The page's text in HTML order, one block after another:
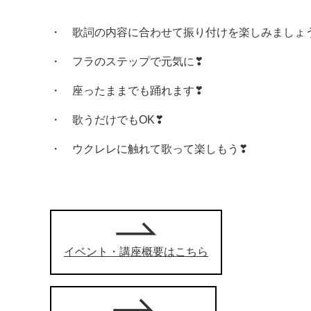
・ 歌詞の内容に合わせて振り付けを楽しみましょ
・ フラのステップで元気に❣
・ 座ったままでも踊れます❣
・ 歌うだけでもOK❣
・ ウクレレに触れて歌って楽しもう❣
イベント・講座概要はこちら